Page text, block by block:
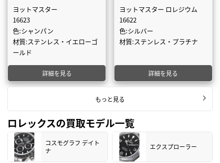
ヨットマスター
16623
色:シャンパン
材質:ステンレス・イエローゴ
ールド
詳細を見る
ヨットマスター ロレジウム
16622
色:シルバー
材質:ステンレス・プラチナ
詳細を見る
もっと見る
ロレックスの買取モデル一覧
コスモグラフ デイト
ナ
エクスプローラー